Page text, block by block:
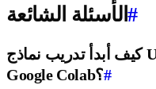
الأسئلة الشائعة#
كيف أبدأ تدريب نماذج Ultralytics YOLO26 على
Google Colab؟#